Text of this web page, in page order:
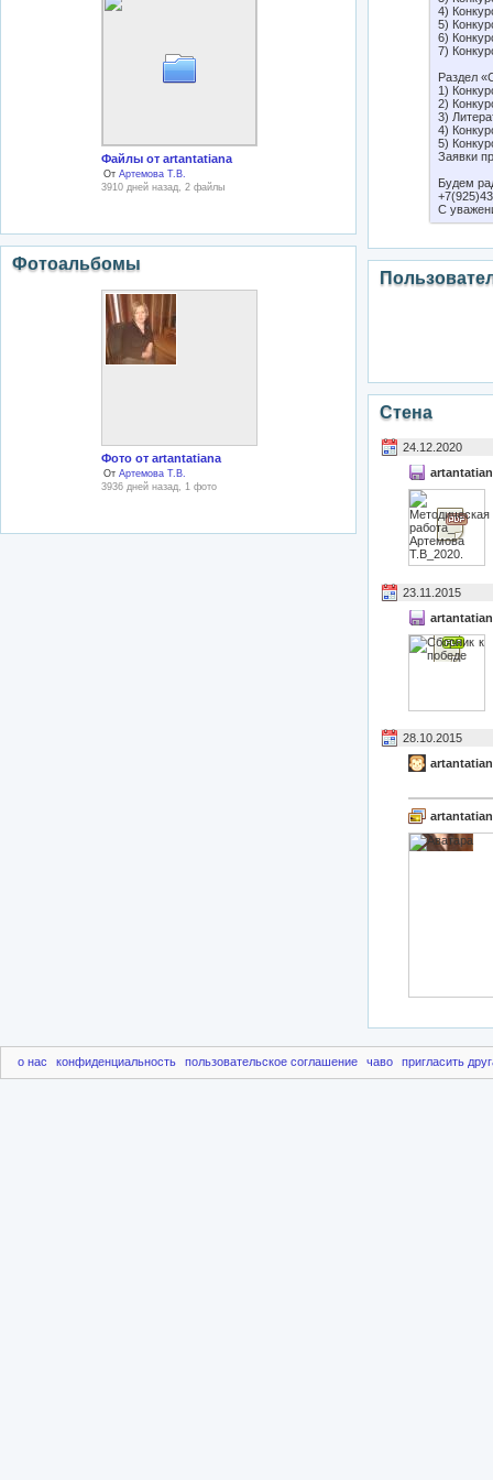
Файлы от artantatiana
От Артемова Т.В.
3910 дней назад, 2 файлы
Фотоальбомы
Фото от artantatiana
От Артемова Т.В.
3936 дней назад, 1 фото
4)
5)
6)
7)
Раздел
1)
2)
3)
4)
5)
Заявки
Будем
С
Стена
24.12.2020
23.11.2015
28.10.2015
о нас конфиденциальность пользовательское соглашение чаво пригласить